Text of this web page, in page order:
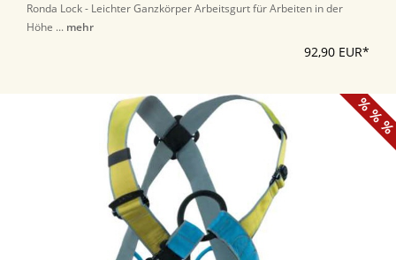
Ronda Lock - Leichter Ganzkörper Arbeitsgurt für Arbeiten in der
Höhe ... mehr
92,90 EUR*